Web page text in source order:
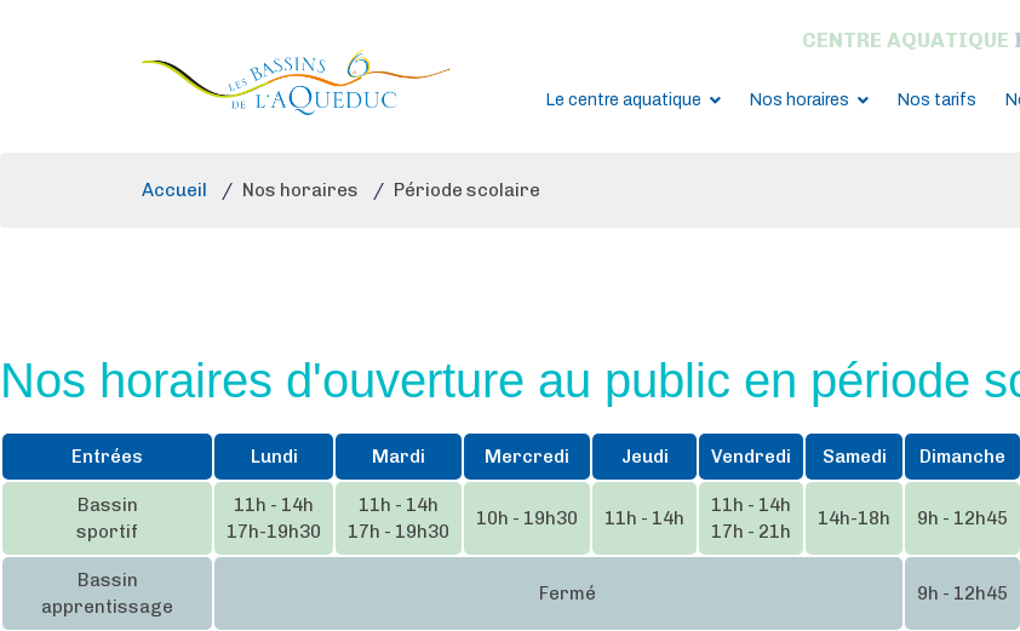
CENTRE AQUATIQUE
Le centre aquatique Nos horaires Nos tarifs
Accueil / Nos horaires / Période scolaire
Nos horaires d'ouverture au public en période
Entrées Lundi Mardi Mercredi Jeudi Vendredi Samedi Dimanche
Bassin
sportif
11h - 14h
17h-19h30
11h - 14h
17h - 19h30
10h - 19h30 11h - 14h
11h - 14h
17h - 21h
14h-18h 9h - 12h45
Bassin
apprentissage
Fermé 9h - 12h45